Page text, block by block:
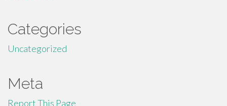
Categories
Uncategorized
Meta
Report This Page